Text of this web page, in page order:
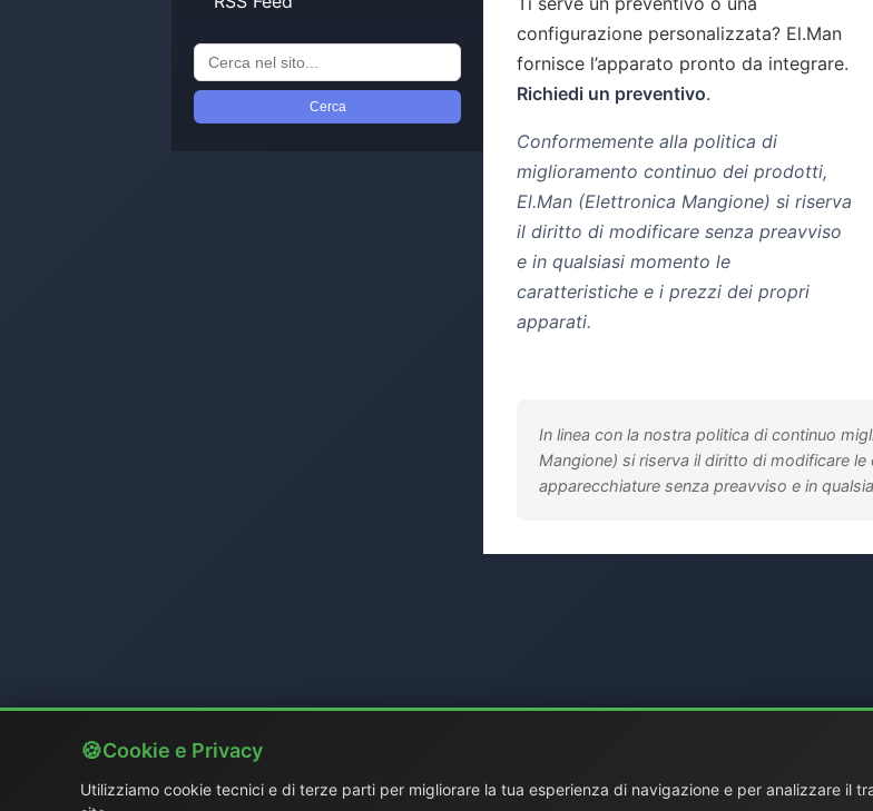
Cerca
configurazione personalizzata? El.Man
fornisce l’apparato pronto da integrare.
Richiedi un preventivo.
Conformemente alla politica di
miglioramento continuo dei prodotti,
El.Man (Elettronica Mangione) si riserva
il diritto di modificare senza preavviso
e in qualsiasi momento le
caratteristiche e i prezzi dei propri
apparati.
In linea con la nostra politica di continuo
Mangione) si riserva il diritto di modificare
apparecchiature senza preavviso e in
Cookie e Privacy
Utilizziamo cookie tecnici e di terze parti per migliorare la tua esperienza di navigazione e per analizzare il